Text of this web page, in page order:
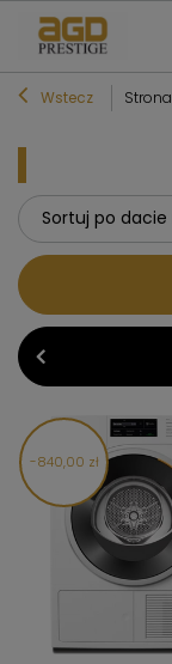
Wstecz
Sortuj po
840,00 zł